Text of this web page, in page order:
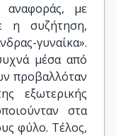
αναφοράς, με
η συζήτηση,
γυναίκα».
μέσα από
προβαλλόταν
εξωτερικής
στα
φύλο. Τέλος,